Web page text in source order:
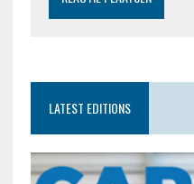
LATEST EDITIONS